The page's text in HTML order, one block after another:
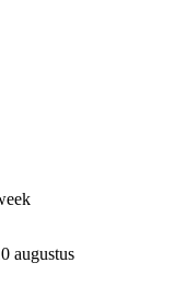
augustus